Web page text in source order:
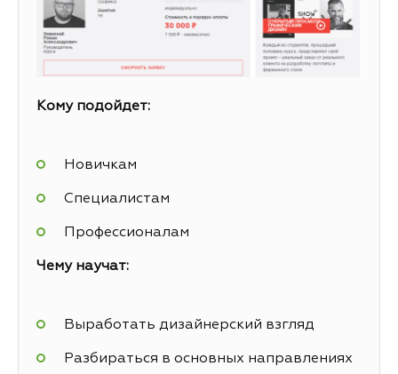
Кому подойдет:
Новичкам
Специалистам
Профессионалам
Чему научат:
Выработать дизайнерский взгляд
Разбираться в основных направлениях